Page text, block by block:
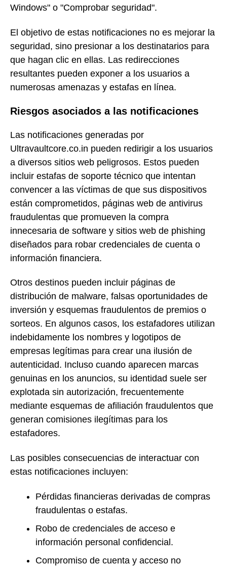
Windows" o "Comprobar seguridad".
El objetivo de estas notificaciones no es mejorar la
seguridad, sino presionar a los destinatarios para
que hagan clic en ellas. Las redirecciones
resultantes pueden exponer a los usuarios a
numerosas amenazas y estafas en línea.
Riesgos asociados a las notificaciones
Las notificaciones generadas por
Ultravaultcore.co.in pueden redirigir a los usuarios
a diversos sitios web peligrosos. Estos pueden
incluir estafas de soporte técnico que intentan
convencer a las víctimas de que sus dispositivos
están comprometidos, páginas web de antivirus
fraudulentas que promueven la compra
innecesaria de software y sitios web de phishing
diseñados para robar credenciales de cuenta o
información financiera.
Otros destinos pueden incluir páginas de
distribución de malware, falsas oportunidades de
inversión y esquemas fraudulentos de premios o
sorteos. En algunos casos, los estafadores utilizan
indebidamente los nombres y logotipos de
empresas legítimas para crear una ilusión de
autenticidad. Incluso cuando aparecen marcas
genuinas en los anuncios, su identidad suele ser
explotada sin autorización, frecuentemente
mediante esquemas de afiliación fraudulentos que
generan comisiones ilegítimas para los
estafadores.
Las posibles consecuencias de interactuar con
estas notificaciones incluyen:
Pérdidas financieras derivadas de compras
fraudulentas o estafas.
Robo de credenciales de acceso e
información personal confidencial.
Compromiso de cuenta y acceso no